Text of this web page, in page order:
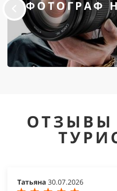
ФОТОГРАФ
Татьяна 30.07.2026